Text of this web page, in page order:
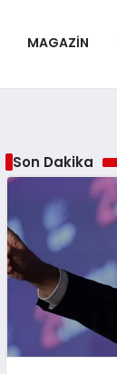
MAGAZIN
Son Dakika